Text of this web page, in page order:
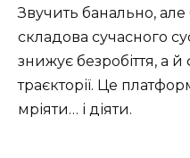
Звучить банально,
складова сучасного
знижує безробіття, а й
траєкторії. Це
мріяти… і діяти.